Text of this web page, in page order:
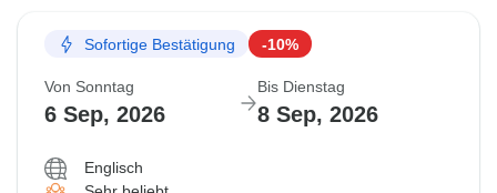
Sofortige Bestätigung -10%
Von Sonntag
6 Sep, 2026
Bis Dienstag
8 Sep, 2026
Englisch